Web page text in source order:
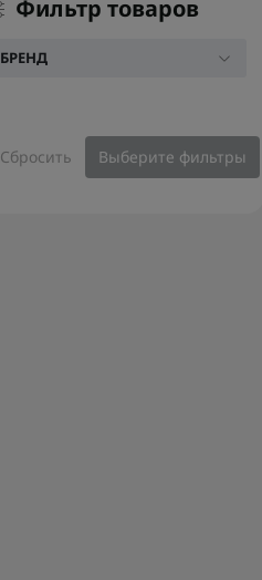
Фильтр товаров
БРЕНД
Сбросить Выберите фильтры